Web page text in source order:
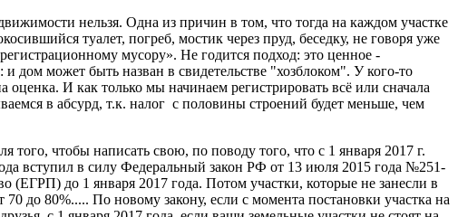
нельзя. Одна из причин в том, что тогда на каждом участке
туалет, погреб, мостик через пруд, беседку, не говоря уже
мусору». Не годится подход: это ценное -
дом может быть назван в свидетельстве "хозблоком". У кого-то
И как только мы начинаем регистрировать всё или сначала
в абсурд, т.к. налог с половины строений будет меньше, чем
чтобы написать свою, по поводу того, что с 1 января 2017 г.
вступил в силу Федеральный закон РФ от 13 июля 2015 года №251-
(ЕГРП) до 1 января 2017 года. Потом участки, которые не занесли в
до 80%..... По новому закону, если с момента постановки участка на